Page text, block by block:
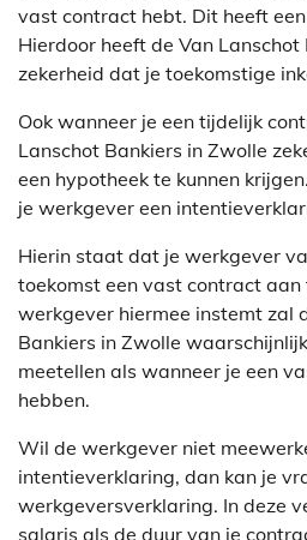
vast contract hebt. Dit heeft
Hierdoor heeft de Van
zekerheid dat je toekomstige
Ook wanneer je een tijdelijk
Lanschot Bankiers in Zwolle
een hypotheek te kunnen
je werkgever een
Hierin staat dat je werkgever
toekomst een vast contract aan
werkgever hiermee instemt zal
Bankiers in Zwolle
meetellen als wanneer je een
hebben.
Wil de werkgever niet
intentieverklaring, dan kan je
werkgeversverklaring. In deze
salaris als de duur van je